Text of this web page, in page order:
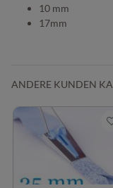
10 mm
17mm
ANDERE KUNDEN